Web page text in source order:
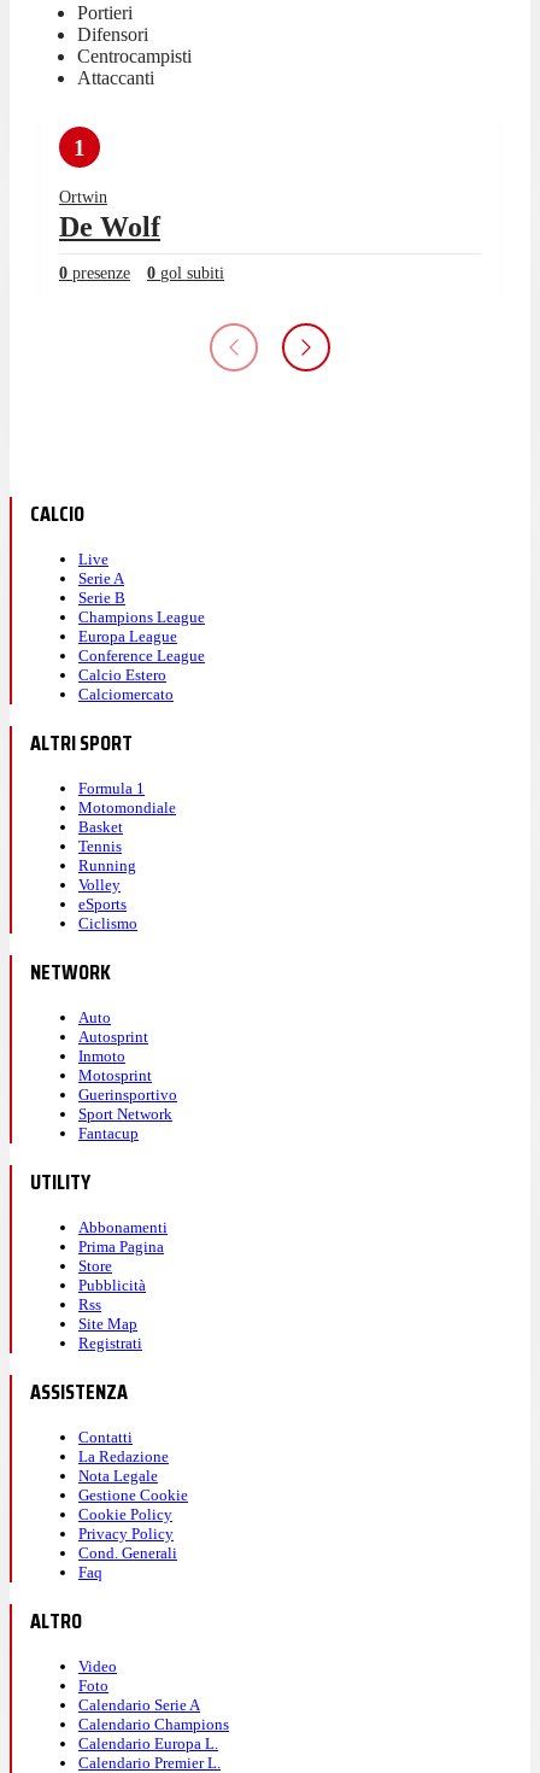
Portieri
Difensori
Centrocampisti
Attaccanti
1
Ortwin
De Wolf
0 presenze 0 gol subiti
CALCIO
Live
Serie A
Serie B
Champions League
Europa League
Conference League
Calcio Estero
Calciomercato
ALTRI SPORT
Formula 1
Motomondiale
Basket
Tennis
Running
Volley
eSports
Ciclismo
NETWORK
Auto
Autosprint
Inmoto
Motosprint
Guerinsportivo
Sport Network
Fantacup
UTILITY
Abbonamenti
Prima Pagina
Store
Pubblicità
Rss
Site Map
Registrati
ASSISTENZA
Contatti
La Redazione
Nota Legale
Gestione Cookie
Cookie Policy
Privacy Policy
Cond. Generali
Faq
ALTRO
Video
Foto
Calendario Serie A
Calendario Champions
Calendario Europa L.
Calendario Premier L.